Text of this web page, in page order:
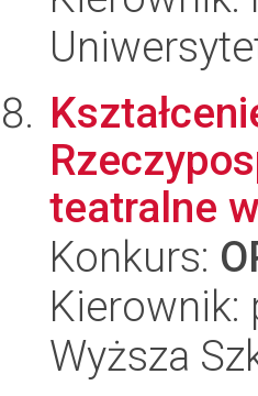
teatralne
Konkurs:
Kierownik:
Wyższa